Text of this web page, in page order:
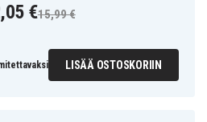
€15,99 €
LISÄÄ OSTOSKORIIN